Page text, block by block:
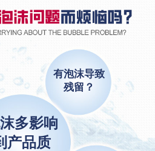
有泡沫导致
残留？
多影响
产品质